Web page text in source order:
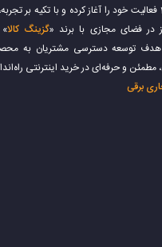
لوازم خانگی، از سال 1380 فعالیت خود را آغاز کرده و با
در فضای مجازی با برند «گزینگ کالا
هدف توسعه دسترسی مشتریان به
مطمئن و حرفه‌ای در خرید اینترنتی
برقی